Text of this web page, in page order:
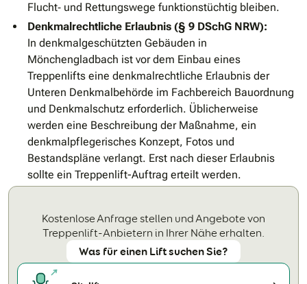
Flucht‐ und Rettungswege funktionstüchtig bleiben.
Denkmalrechtliche Erlaubnis (§ 9 DSchG NRW):
In denkmalgeschützten Gebäuden in
Mönchengladbach ist vor dem Einbau eines
Treppenlifts eine denkmalrechtliche Erlaubnis der
Unteren Denkmalbehörde im Fachbereich Bauordnung
und Denkmalschutz erforderlich. Üblicherweise
werden eine Beschreibung der Maßnahme, ein
denkmalpflegerisches Konzept, Fotos und
Bestandspläne verlangt. Erst nach dieser Erlaubnis
sollte ein Treppenlift-Auftrag erteilt werden.
Kostenlose Anfrage stellen und Angebote von
Treppenlift-Anbietern in Ihrer Nähe erhalten.
Was für einen Lift suchen Sie?